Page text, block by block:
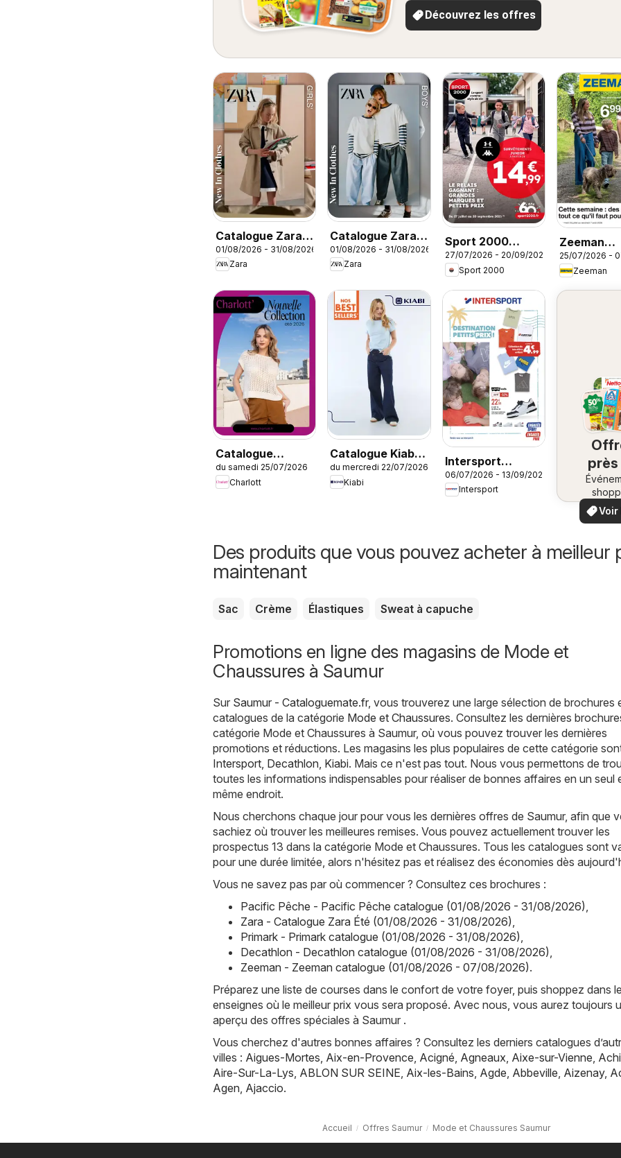
Découvrez les offres
Catalogue Zara
Girls
01/08/2026 - 31/08/2026
Zara
Catalogue Zara
Boys
01/08/2026 - 31/08/2026
Zara
Sport 2000
catalogue
27/07/2026 - 20/09/2026
Sport 2000
Zeeman
catalogue
25/07/2026 -
Zeeman
Catalogue
Charlott Été
du samedi 25/07/2026
Charlott
Catalogue Kiabi
Été
du mercredi 22/07/2026
Kiabi
Intersport
catalogue
06/07/2026 - 13/09/2026
Intersport
près
locaux
Voir
Des produits que vous pouvez acheter à meilleur
maintenant
Sac Crème Élastiques Sweat à capuche
Promotions en ligne des magasins de Mode et
Chaussures à Saumur
Sur Saumur - Cataloguemate.fr, vous trouverez une large sélection de brochures
catalogues de la catégorie Mode et Chaussures. Consultez les dernières
catégorie Mode et Chaussures à Saumur, où vous pouvez trouver les dernières
promotions et réductions. Les magasins les plus populaires de cette catégorie
Intersport Decathlon Kiabi. Mais ce n'est pas tout. Nous vous permettons de
toutes les informations indispensables pour réaliser de bonnes affaires en un seul
même endroit.
Nous cherchons chaque jour pour vous les dernières offres de Saumur, afin que
sachiez où trouver les meilleures remises. Vous pouvez actuellement trouver les
prospectus 13 dans la catégorie Mode et Chaussures. Tous les catalogues sont
pour une durée limitée, alors n'hésitez pas et réalisez des économies dès
Vous ne savez pas par où commencer ? Consultez ces brochures :
Pacific Pêche - Pacific Pêche catalogue (01/08/2026 - 31/08/2026)
Zara - Catalogue Zara Été (01/08/2026 - 31/08/2026)
Primark - Primark catalogue (01/08/2026 - 31/08/2026)
Decathlon - Decathlon catalogue (01/08/2026 - 31/08/2026)
Zeeman - Zeeman catalogue (01/08/2026 - 07/08/2026).
Préparez une liste de courses dans le confort de votre foyer, puis shoppez dans
enseignes où le meilleur prix vous sera proposé. Avec nous, vous aurez toujours
aperçu des offres spéciales à Saumur .
Vous cherchez d'autres bonnes affaires ? Consultez les derniers catalogues
villes : Aigues-Mortes Aix-en-Provence Acigné Agneaux Aixe-sur-Vienne
Aire-Sur-La-Lys ABLON SUR SEINE Aix-les-Bains Agde Abbeville Aizenay,
Agen Ajaccio.
Accueil Offres Saumur Mode et Chaussures Saumur